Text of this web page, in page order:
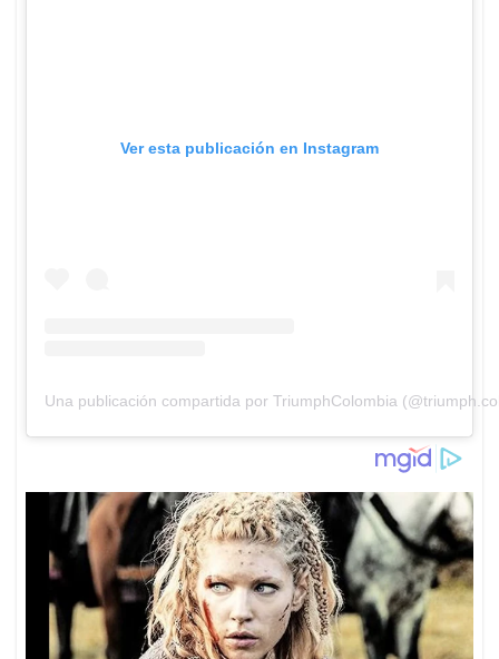
Ver esta publicación en Instagram
Una publicación compartida por TriumphColombia